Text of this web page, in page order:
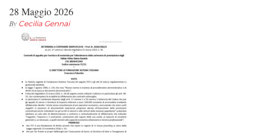
28 Maggio 2026
By Cecilia Gennai